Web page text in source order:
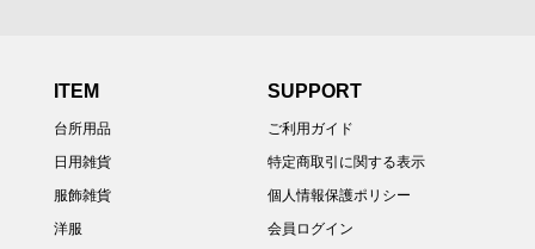
ITEM
台所用品
日用雑貨
服飾雑貨
洋服
SUPPORT
ご利用ガイド
特定商取引に関する表示
個人情報保護ポリシー
会員ログイン